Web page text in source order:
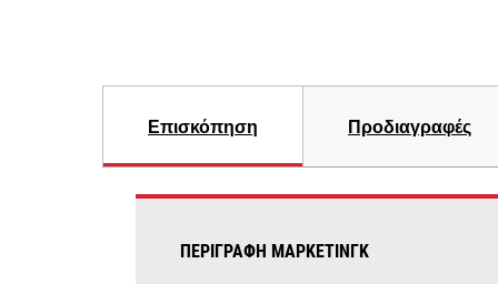
Επισκόπηση Προδιαγραφές
ΠΕΡΙΓΡΑΦΉ ΜΆΡΚΕΤΙΝΓΚ